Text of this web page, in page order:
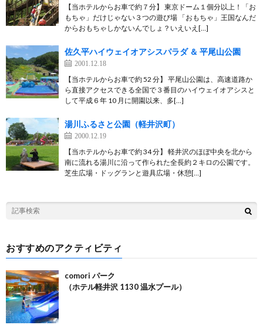
【当ホテルからお車で約７分】 東京ドーム１個分以上！「お
もちゃ」だけじゃない３つの遊び場 「おもちゃ」王国なんだ
からおもちゃしかないんでしょ？いえいえ[…]
佐久平ハイウェイオアシスパラダ ＆ 平尾山公園
2001.12.18
【当ホテルからお車で約 52 分】 平尾山公園は、高速道路か
ら直接アクセスできる全国で３番目のハイウェイオアシスと
して平成６年 10 月に開園以来、多[…]
湯川ふるさと公園（軽井沢町）
2000.12.19
【当ホテルからお車で約 34 分】 軽井沢のほぼ中央を北から
南に流れる湯川に沿って作られた全長約２キロの公園です。
芝生広場・ドッグランと遊具広場・休憩[…]
おすすめのアクティビティ
comori パーク
（ホテル軽井沢 1130 温水プール）